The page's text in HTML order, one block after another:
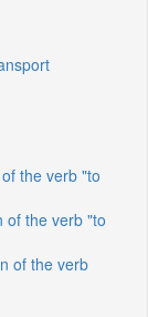
the verb "to
of the verb "to
of the verb